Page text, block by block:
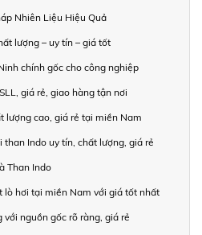
Nhiên Liệu Hiệu Quả
lượng – uy tín – giá tốt
chính gốc cho công nghiệp
giá rẻ, giao hàng tận nơi
lượng cao, giá rẻ tại miền Nam
Indo uy tín, chất lượng, giá rẻ
Than Indo
lò hơi tại miền Nam với giá tốt nhất
nguồn gốc rõ ràng, giá rẻ